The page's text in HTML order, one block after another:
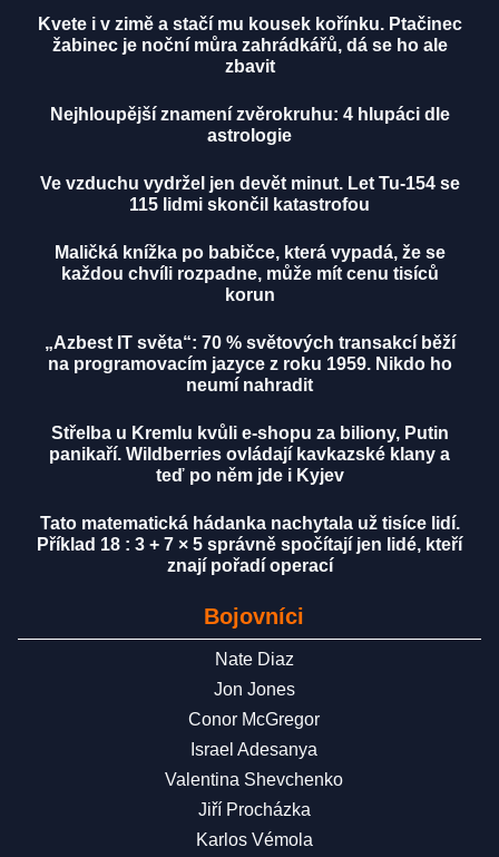
Kvete i v zimě a stačí mu kousek kořínku. Ptačinec
žabinec je noční můra zahrádkářů, dá se ho ale
zbavit
Nejhloupější znamení zvěrokruhu: 4 hlupáci dle
astrologie
Ve vzduchu vydržel jen devět minut. Let Tu-154 se
115 lidmi skončil katastrofou
Maličká knížka po babičce, která vypadá, že se
každou chvíli rozpadne, může mít cenu tisíců
korun
„Azbest IT světa“: 70 % světových transakcí běží
na programovacím jazyce z roku 1959. Nikdo ho
neumí nahradit
Střelba u Kremlu kvůli e-shopu za biliony, Putin
panikaří. Wildberries ovládají kavkazské klany a
teď po něm jde i Kyjev
Tato matematická hádanka nachytala už tisíce lidí.
Příklad 18 : 3 + 7 × 5 správně spočítají jen lidé, kteří
znají pořadí operací
Bojovníci
Nate Diaz
Jon Jones
Conor McGregor
Israel Adesanya
Valentina Shevchenko
Jiří Procházka
Karlos Vémola